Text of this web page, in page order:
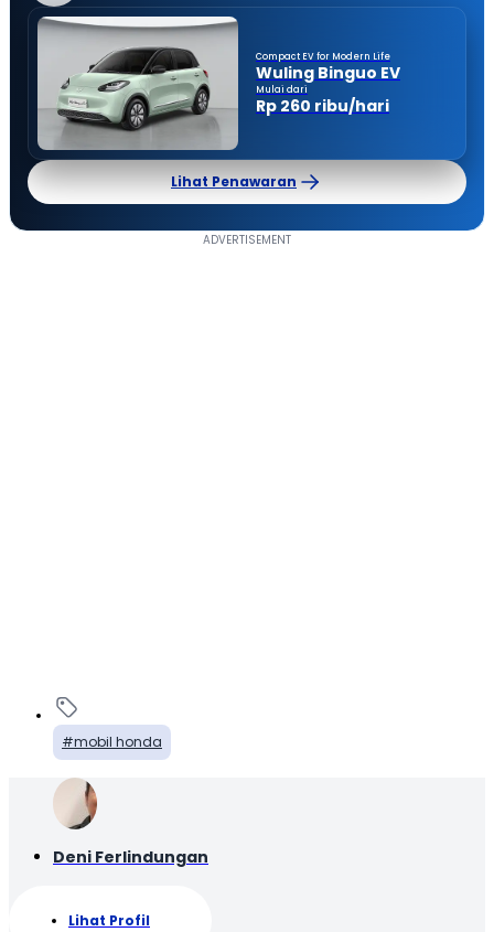
Compact EV for Modern Life
Wuling Binguo EV
Mulai dari
Rp 260 ribu/hari
Lihat Penawaran
mobil honda
Deni Ferlindungan
Lihat Profil